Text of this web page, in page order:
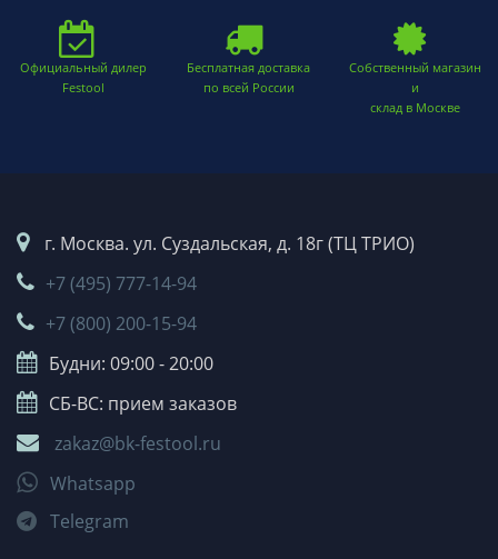
Официальный дилер
Festool
Бесплатная доставка
по всей России
Собственный магазин
и
склад в Москве
г. Москва. ул. Суздальская, д. 18г (ТЦ ТРИО)
+7 (495) 777-14-94
+7 (800) 200-15-94
Будни: 09:00 - 20:00
СБ-ВС: прием заказов
zakaz@bk-festool.ru
Whatsapp
Telegram